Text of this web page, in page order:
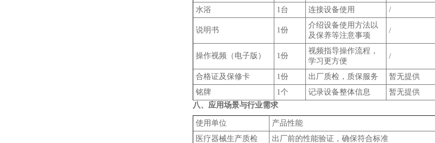
水浴
1台 连接设备使用 /
说明书 1份
介绍设备使用方法以
及保养等注意事项
/
操作视频（电子版） 1份
视频指导操作流程，
学习更方便
/
合格证及保修卡 1份 出厂质检，质保服务
暂无提供
铭牌
1个 记录设备整体信息
暂无提供
八、应用场景与行业需求
使用单位
产品性能
‌医疗器械生产质检
出厂前的性能验证，确保符合标准